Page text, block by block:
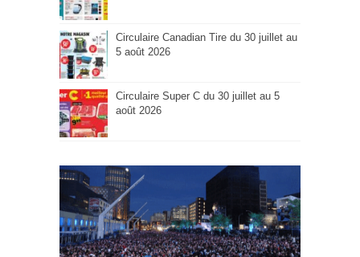
Circulaire Canadian Tire du 30 juillet au
5 août 2026
Circulaire Super C du 30 juillet au 5
août 2026